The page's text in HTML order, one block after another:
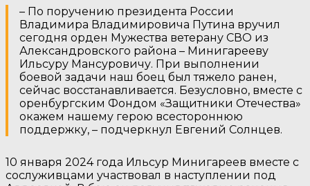
– По поручению президента России
Владимира Владимировича Путина вручил
сегодня орден Мужества ветерану СВО из
Александровского района – Минигарееву
Ильсуру Мансуровичу. При выполнении
боевой задачи наш боец был тяжело ранен,
сейчас восстанавливается. Безусловно, вместе с
оренбургским Фондом «Защитники Отечества»
окажем нашему герою всестороннюю
поддержку, – подчеркнул Евгений Солнцев.
10 января 2024 года Ильсур Минигареев вместе с
сослуживцами участвовал в наступлении под